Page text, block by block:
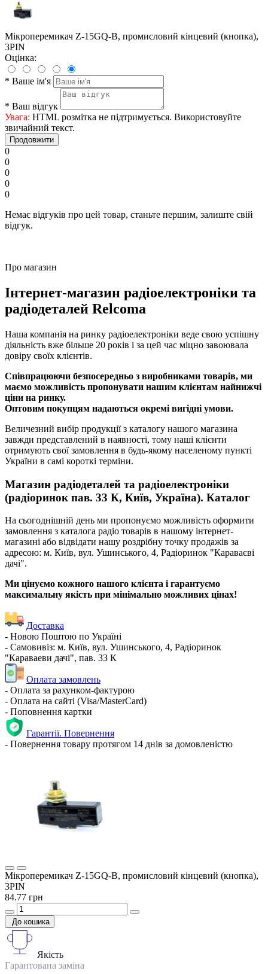
Мікроперемикач Z-15GQ-B, промисловий кінцевий (кнопка),
3PIN
Оцінка:
* Ваше ім'я
* Ваш відгук
Увага: HTML розмітка не підтримується. Використовуйте
звичайний текст.
Продовжити
0
0
0
0
0
Немає відгуків про цей товар, станьте першим, залиште свій
відгук.
Про магазин
Інтернет-магазин радіоелектроніки та
радіодеталей Relcoma
Наша компанія на ринку радіоелектроніки веде свою успішну
діяльність вже більше 20 років і за цей час міцно завоювала
довіру своїх клієнтів.
Співпрацюючи безпосередньо з виробниками товарів, ми
маємо можливість пропонувати нашим клієнтам найнижчі
ціни на ринку.
Оптовим покупцям надаються окремі вигідні умови.
Величезний вибір продукції з каталогу нашого магазина
завжди представлений в наявності, тому наші клієнти
отримують свої замовлення в будь-якому населеному пункті
України в самі короткі терміни.
Магазин радіодеталей та радіоелектроніки
(радіоринок пав. 33 К, Київ, Україна). Каталог
На сьогоднішній день ми пропонуємо можливість оформити
замовлення з каталога радіо товарів в нашому інтернет-
магазині або відвідати нашу роздрібну точку продажів за
адресою: м. Київ, вул. Ушинського, 4, Радіоринок "Караваєві
дачі".
Ми цінуємо кожного нашого клієнта і гарантуємо
максимальну якість при мінімально можливих цінах!
Доставка
- Новою Поштою по Україні
- Самовивіз: м. Київ, вул. Ушинського, 4, Радіоринок
"Караваеви дачі", пав. 33 К
Оплата замовлень
- Оплата за рахунком-фактурою
- Оплата на сайті (Visa/MasterCard)
- Поповнення картки
Гарантії. Повернення
- Повернення товару протягом 14 днів за домовленістю
Мікроперемикач Z-15GQ-B, промисловий кінцевий (кнопка),
3PIN
84.77 грн
До кошика
Якість
Гарантована заміна